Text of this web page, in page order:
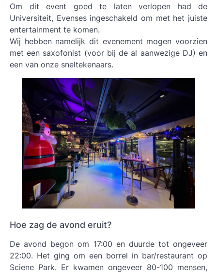
Om dit event goed te laten verlopen had de
Universiteit, Evenses ingeschakeld om met het juiste
entertainment te komen.
Wij hebben namelijk dit evenement mogen voorzien
met een saxofonist (voor bij de al aanwezige DJ) en
een van onze sneltekenaars.
Hoe zag de avond eruit?
De avond begon om 17:00 en duurde tot ongeveer
22:00. Het ging om een borrel in bar/restaurant op
Sciene Park. Er kwamen ongeveer 80-100 mensen,